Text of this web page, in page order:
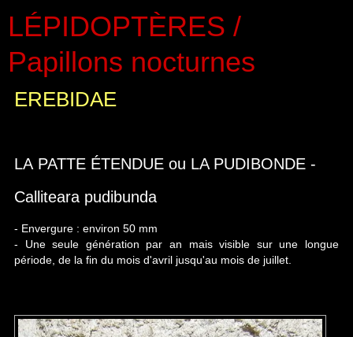
LÉPIDOPTÈRES /
Papillons nocturnes
EREBIDAE
LA PATTE ÉTENDUE ou LA PUDIBONDE -
Calliteara pudibunda
- Envergure : environ 50 mm
- Une seule génération par an mais visible sur une longue
période, de la fin du mois d'avril jusqu'au mois de juillet.